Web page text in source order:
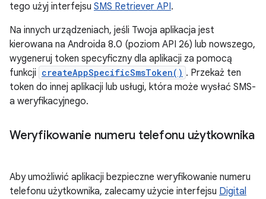
tego użyj interfejsu SMS Retriever API.
Na innych urządzeniach, jeśli Twoja aplikacja jest
kierowana na Androida 8.0 (poziom API 26) lub nowszego,
wygeneruj token specyficzny dla aplikacji za pomocą
funkcji createAppSpecificSmsToken() . Przekaż ten
token do innej aplikacji lub usługi, która może wysłać SMS-
a weryfikacyjnego.
Weryfikowanie numeru telefonu użytkownika
Aby umożliwić aplikacji bezpieczne weryfikowanie numeru
telefonu użytkownika, zalecamy użycie interfejsu Digital